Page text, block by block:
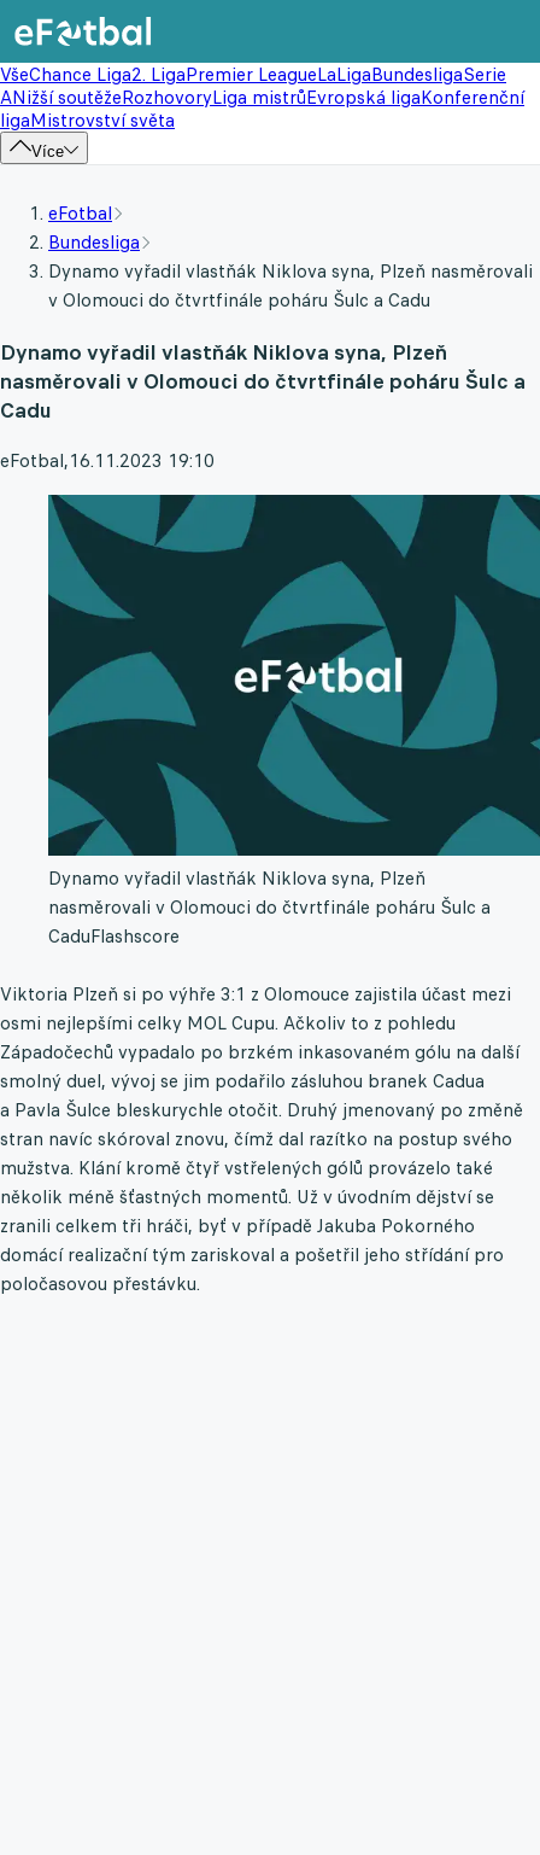
VšeChance Liga2. LigaPremier LeagueLaLigaBundesligaSerie
ANižší soutěžeRozhovoryLiga mistrůEvropská ligaKonferenční
ligaMistrovství světa
Více
eFotbal
Bundesliga
Dynamo vyřadil vlastňák Niklova syna, Plzeň nasměrovali
v Olomouci do čtvrtfinále poháru Šulc a Cadu
Dynamo vyřadil vlastňák Niklova syna, Plzeň
nasměrovali v Olomouci do čtvrtfinále poháru Šulc a
Cadu
eFotbal,16.11.2023 19:10
Dynamo vyřadil vlastňák Niklova syna, Plzeň
nasměrovali v Olomouci do čtvrtfinále poháru Šulc a
CaduFlashscore
Viktoria Plzeň si po výhře 3:1 z Olomouce zajistila účast mezi
osmi nejlepšími celky MOL Cupu. Ačkoliv to z pohledu
Západočechů vypadalo po brzkém inkasovaném gólu na další
smolný duel, vývoj se jim podařilo zásluhou branek Cadua
a Pavla Šulce bleskurychle otočit. Druhý jmenovaný po změně
stran navíc skóroval znovu, čímž dal razítko na postup svého
mužstva. Klání kromě čtyř vstřelených gólů provázelo také
několik méně šťastných momentů. Už v úvodním dějství se
zranili celkem tři hráči, byť v případě Jakuba Pokorného
domácí realizační tým zariskoval a pošetřil jeho střídání pro
poločasovou přestávku.